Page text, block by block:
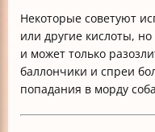
Некоторые советуют
или другие кислоты,
и может только
баллончики и спреи
попадания в морду